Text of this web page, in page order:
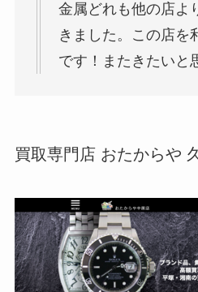
金属どれも他の店よ
きました。この店を
です！またきたいと
買取専門店 おたからや